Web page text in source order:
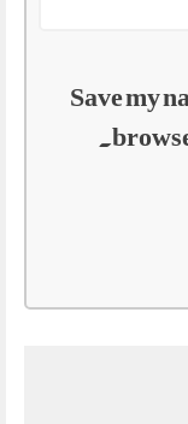
Save my